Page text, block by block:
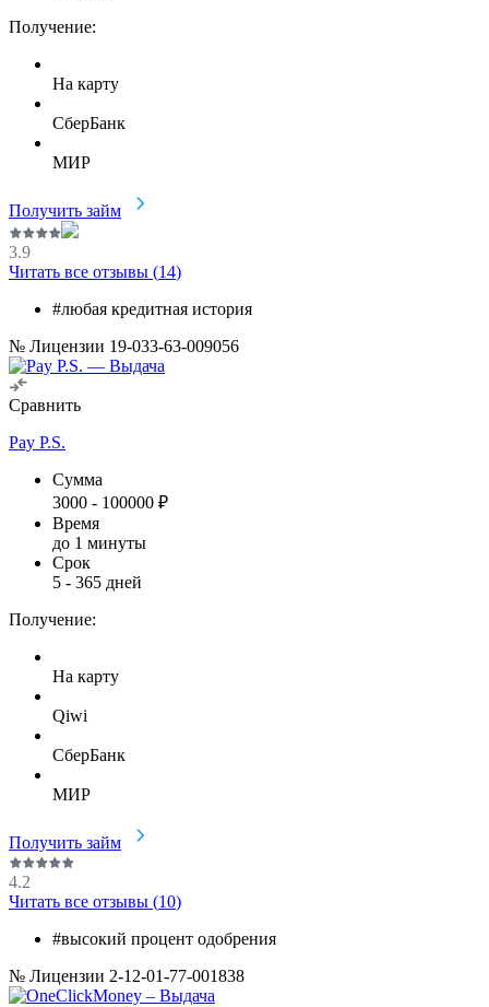
Получение:
На карту
СберБанк
МИР
Получить займ
3.9
Читать все отзывы (14)
#любая кредитная история
№ Лицензии 19-033-63-009056
Сравнить
Pay P.S.
Сумма
3000 - 100000 ₽
Время
до 1 минуты
Срок
5 - 365 дней
Получение:
На карту
Qiwi
СберБанк
МИР
Получить займ
4.2
Читать все отзывы (10)
#высокий процент одобрения
№ Лицензии 2-12-01-77-001838